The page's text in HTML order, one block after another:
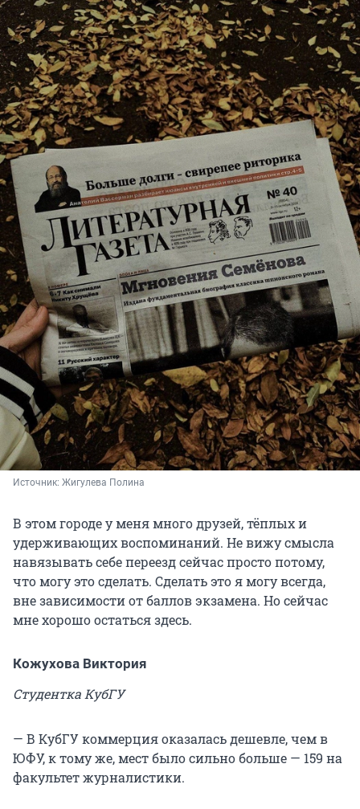
Источник: Жигулева Полина
В этом городе у меня много друзей, тёплых и
удерживающих воспоминаний. Не вижу смысла
навязывать себе переезд сейчас просто потому,
что могу это сделать. Сделать это я могу всегда,
вне зависимости от баллов экзамена. Но сейчас
мне хорошо остаться здесь.
Кожухова Виктория
Студентка КубГУ
— В КубГУ коммерция оказалась дешевле, чем в
ЮФУ, к тому же, мест было сильно больше — 159 на
факультет журналистики.